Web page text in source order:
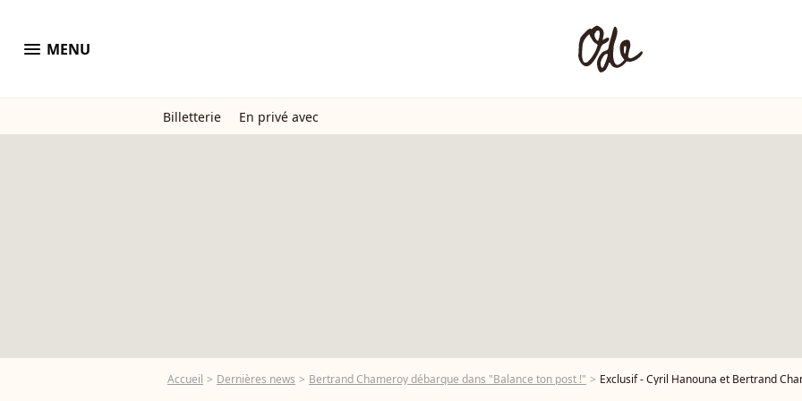
menu MENU
Billetterie En privé avec
Accueil Dernières news Bertrand Chameroy débarque dans "Balance ton post !" Exclusif - Cyril Hanouna et Bertrand Chameroy - Conference de